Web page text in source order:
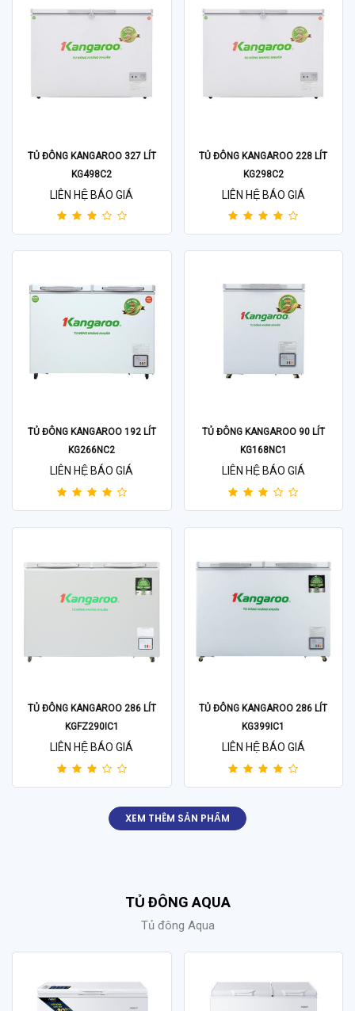
TỦ ĐÔNG KANGAROO 327 LÍT
KG498C2
LIÊN HỆ BÁO GIÁ
TỦ ĐÔNG KANGAROO 228 LÍT
KG298C2
LIÊN HỆ BÁO GIÁ
TỦ ĐÔNG KANGAROO 192 LÍT
KG266NC2
LIÊN HỆ BÁO GIÁ
TỦ ĐÔNG KANGAROO 90 LÍT
KG168NC1
LIÊN HỆ BÁO GIÁ
TỦ ĐÔNG KANGAROO 286 LÍT
KGFZ290IC1
LIÊN HỆ BÁO GIÁ
TỦ ĐÔNG KANGAROO 286 LÍT
KG399IC1
LIÊN HỆ BÁO GIÁ
XEM THÊM SẢN PHẨM
TỦ ĐÔNG AQUA
Tủ đông Aqua